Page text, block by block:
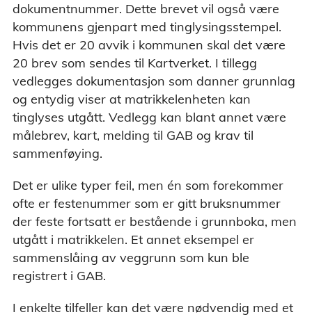
dokumentnummer. Dette brevet vil også være
kommunens gjenpart med tinglysingsstempel.
Hvis det er 20 avvik i kommunen skal det være
20 brev som sendes til Kartverket. I tillegg
vedlegges dokumentasjon som danner grunnlag
og entydig viser at matrikkelenheten kan
tinglyses utgått. Vedlegg kan blant annet være
målebrev, kart, melding til GAB og krav til
sammenføying.
Det er ulike typer feil, men én som forekommer
ofte er festenummer som er gitt bruksnummer
der feste fortsatt er bestående i grunnboka, men
utgått i matrikkelen. Et annet eksempel er
sammenslåing av veggrunn som kun ble
registrert i GAB.
I enkelte tilfeller kan det være nødvendig med et